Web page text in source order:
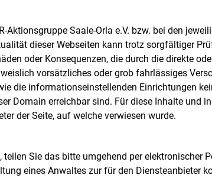
Saale-Orla e.V. bzw. bei den
dieser Webseiten kann trotz sorgfältiger
oder Konsequenzen, die durch die direkte
vorsätzliches oder grob fahrlässiges
die informationseinstellenden Einrichtungen
Domain erreichbar sind. Für diese Inhalte und
der Seite, auf welche verwiesen wurde.
Sie das bitte umgehend per elektronischer
eines Anwaltes zur für den Diensteanbieter